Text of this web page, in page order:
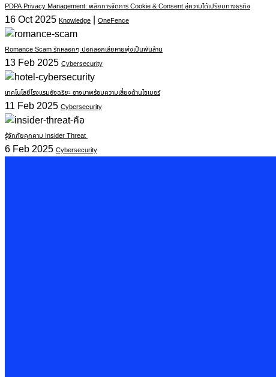
PDPA Privacy Management: พลิกการจัดการ Cookie & Consent สู่ความได้เปรียบทางธุรกิจ
16 Oct 2025 Knowledge | OneFence
Romance Scam รักหลอกๆ ปอกลอกเสียหายพุ่งเป็นพันล้าน
13 Feb 2025 Cybersecurity
เทคโนโลยีโรงแรมอัจฉริยะ อาจมาพร้อมความเสี่ยงด้านไซเบอร์
11 Feb 2025 Cybersecurity
รู้จักภัยคุกคาม Insider Threat
6 Feb 2025 Cybersecurity